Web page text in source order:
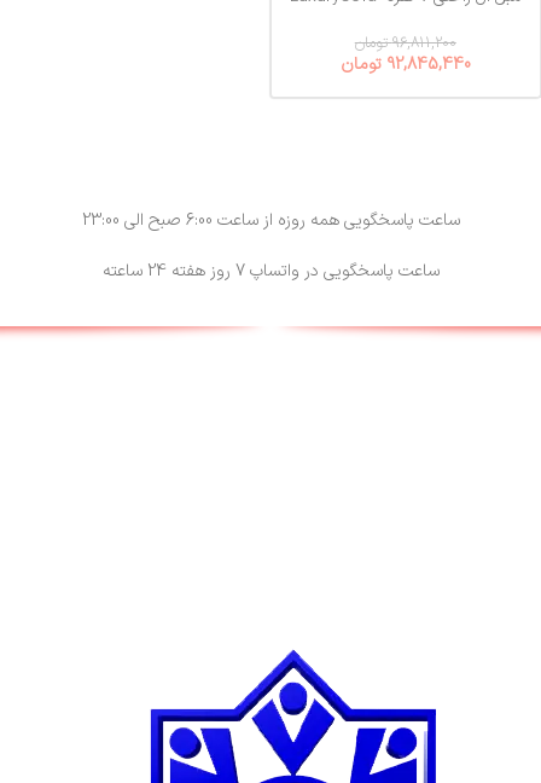
96,811,200 تومان
92,845,440 تومان
ساعت پاسخگویی همه روزه از ساعت 6:00 صبح الی 23:00
ساعت پاسخگویی در واتساپ 7 روز هفته 24 ساعته